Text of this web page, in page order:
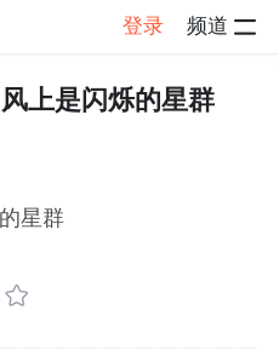
登录 频道
帖子详情
上是闪烁的星群
星群